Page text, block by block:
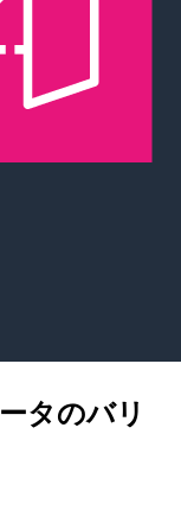
タのバリ